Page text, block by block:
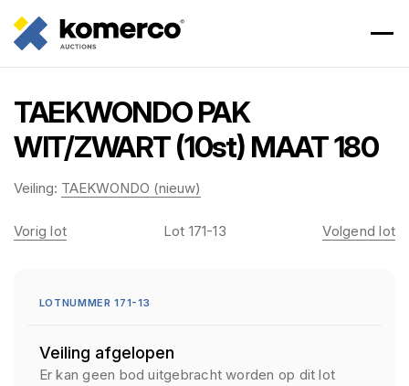
TAEKWONDO PAK
WIT/ZWART (10st) MAAT 180
Veiling: TAEKWONDO (nieuw)
Vorig lot Lot 171-13 Volgend lot
LOTNUMMER 171-13
Veiling afgelopen
Er kan geen bod uitgebracht worden op dit lot